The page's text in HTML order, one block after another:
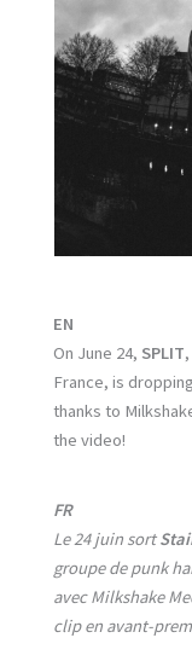
EN
On June 24, SPLIT
France, is
thanks to
the video!
FR
Le 24 juin sort
groupe de punk
avec Milkshake
clip en avant-